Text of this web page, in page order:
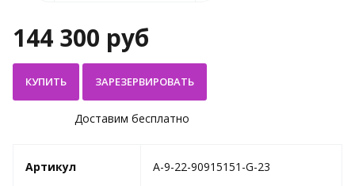
144 300 руб
КУПИТЬ
Доставим бесплатно
Артикул A-9-22-90915151-G-23